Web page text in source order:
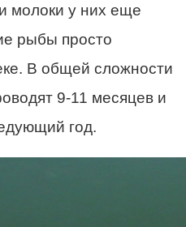
молоки у них еще
рыбы просто
В общей сложности
9-11 месяцев и
год.